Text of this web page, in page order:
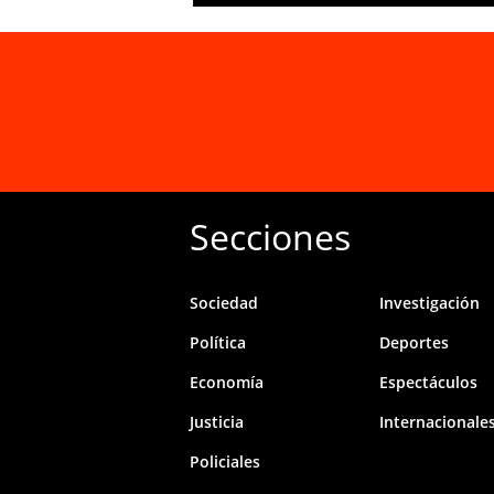
Secciones
Sociedad
Política
Economía
Justicia
Policiales
Investigación
Deportes
Espectáculos